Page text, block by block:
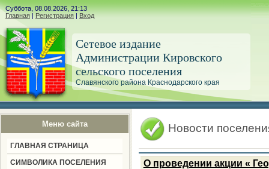
Суббота, 08.08.2026, 21:13
Главная | Регистрация | Вход
Сетевое издание
Администрации Кировского
сельского поселения
Славянского района Краснодарского края
Меню сайта
ГЛАВНАЯ СТРАНИЦА
СИМВОЛИКА ПОСЕЛЕНИЯ
Новости
О проведении акции «